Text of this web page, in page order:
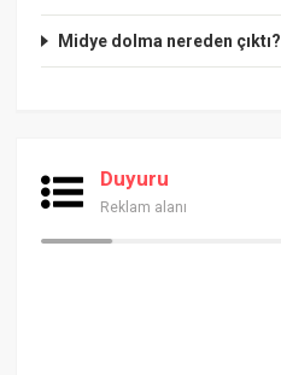
Midye dolma nereden çıktı?
Duyuru
Reklam alanı